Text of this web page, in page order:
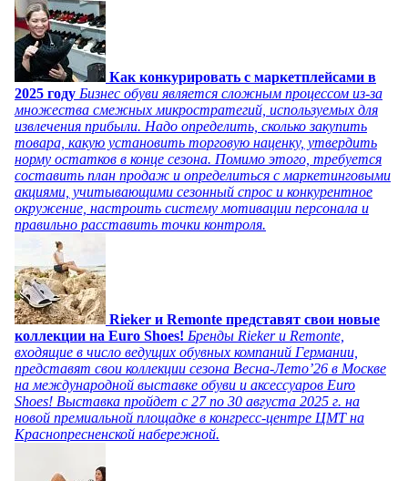
Как конкурировать с маркетплейсами в
2025 году Бизнес обуви является сложным процессом из-за
множества смежных микростратегий, используемых для
извлечения прибыли. Надо определить, сколько закупить
товара, какую установить торговую наценку, утвердить
норму остатков в конце сезона. Помимо этого, требуется
составить план продаж и определиться с маркетинговыми
акциями, учитывающими сезонный спрос и конкурентное
окружение, настроить систему мотивации персонала и
правильно расставить точки контроля.
Rieker и Remonte представят свои новые
коллекции на Euro Shoes! Бренды Rieker и Remonte,
входящие в число ведущих обувных компаний Германии,
представят свои коллекции сезона Весна-Лето’26 в Москве
на международной выставке обуви и аксессуаров Euro
Shoes! Выставка пройдет c 27 по 30 августа 2025 г. на
новой премиальной площадке в конгресс-центре ЦМТ на
Краснопресненской набережной.